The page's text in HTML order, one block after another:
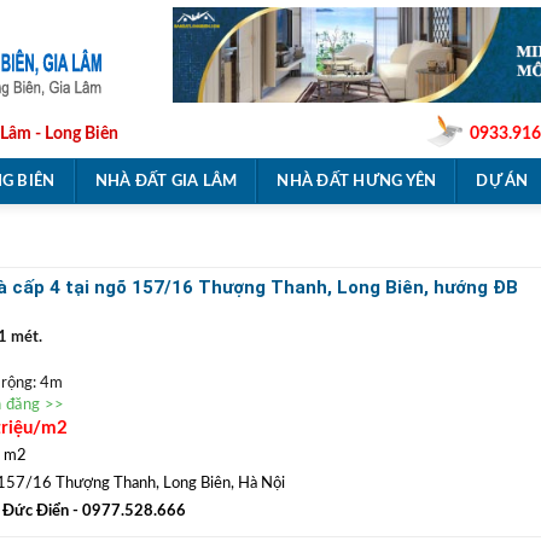
- Long Biên
BIÊN NHÀ ĐẤT GIA LÂM NHÀ ĐẤT HƯNG YÊN DỰ ÁN
cấp 4 tại ngõ 157/16 Thượng Thanh, Long Biên, hướng ĐB
mét.
4m
chủ, không quy hoạch, không tranh chấp, sẵn sàng giao dịch.
các cấp. Khu vực dân đông, xung quanh hàng xóm hiền lành tốt bụng, thích
>>
m2
m2
16 Thượng Thanh, Long Biên, Hà Nội
Đức Điển - 0977.528.666